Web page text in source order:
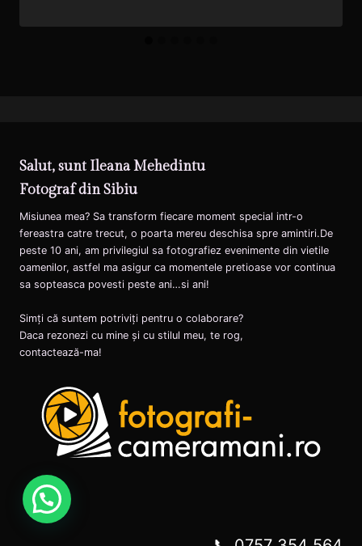
Salut, sunt Ileana Mehedintu
Fotograf din Sibiu
Misiunea mea? Sa transform fiecare moment special intr-o
fereastra catre trecut, o poarta mereu deschisa spre amintiri.De
peste 10 ani, am privilegiul sa fotografiez evenimente din vietile
oamenilor, astfel ma asigur ca momentele pretioase vor continua
sa sopteasca povesti peste ani…si ani!
Simți că suntem potriviți pentru o colaborare?
Daca rezonezi cu mine și cu stilul meu, te rog,
contactează-ma!